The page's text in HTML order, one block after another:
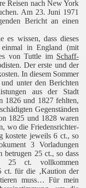
Reisen nach New York
Am 23. Juni 1971
Bericht an einen
es wissen, dass dieses
in England (mit
von Tuttle im Schaff-
Der erste und der
In diesem Sommer
unter den Berichten
aus der Stadt
1826 und 1827 fehlten,
Gegenständen
1825 und 1828 waren
wo die Friedensrichter-
kostete jeweils 6 ct., so
3 Vorladungen
betrugen 25 ct., so dass
25 ct. vollkommen
ct. für die ‚Kaution der
muss… Für mein